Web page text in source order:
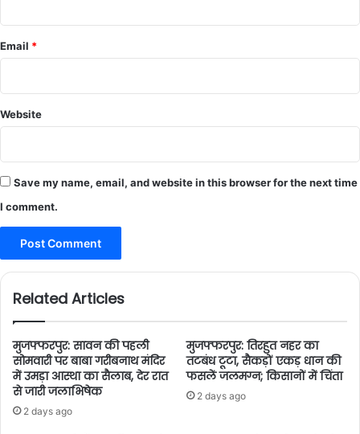
Email *
Website
Save my name, email, and website in this browser for the next time
I comment.
Related Articles
मुजफ्फरपुर: सावन की पहली
सोमवारी पर बाबा गरीबनाथ मंदिर
में उमड़ा आस्था का सैलाब, देर रात
से जारी जलाभिषेक
2 days ago
मुजफ्फरपुर: तिरहुत नहर का
तटबंध टूटा, सैकड़ों एकड़ धान की
फसलें जलमग्न; किसानों में चिंता
2 days ago